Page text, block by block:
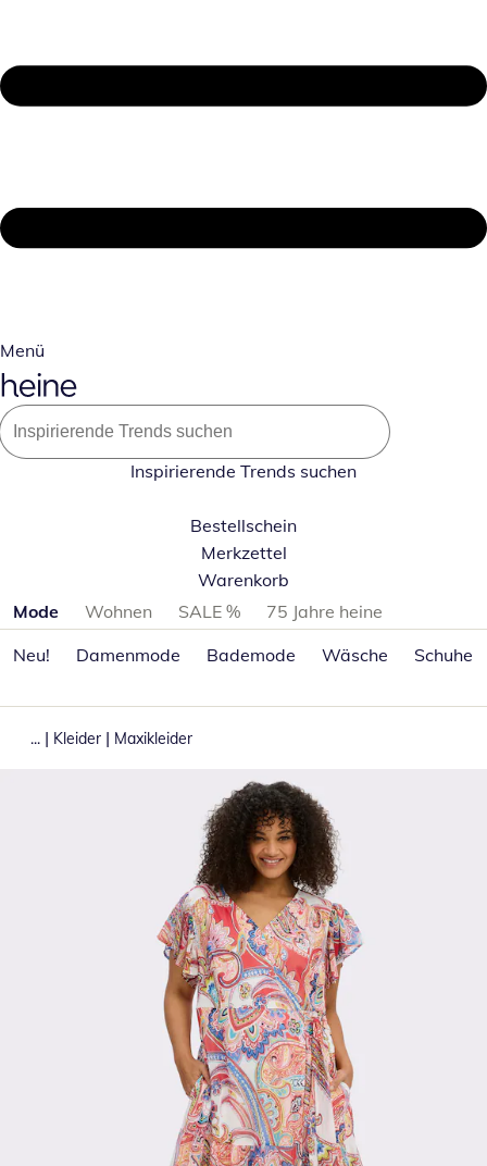
Menü
Inspirierende Trends suchen
Bestellschein
Merkzettel
Warenkorb
Produktkategorien überspringen
Mode Wohnen SALE %
75 Jahre heine
Neu!
Damenmode Bademode Wäsche Schuhe
... | Kleider | Maxikleider